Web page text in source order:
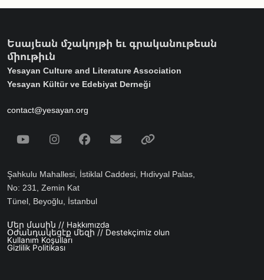
Եսայեան մշակոյթի եւ գրականութեան
միութիւն
Yesayan Culture and Literature Association
Yesayan Kültür ve Edebiyat Derneği
contact@yesayan.org
Social Media
YoutubeInstagramFacebook
Email
Şahkulu Mahallesi, İstiklal Caddesi, Hıdivyal Palas,
No: 231, Zemin Kat
Tünel, Beyoğlu, İstanbul
Footer menu
Մեր մասին // Hakkımızda
Օժանդակեցէք մեզի // Destekçimiz olun
Kullanım Koşulları
Gizlilik Politikası